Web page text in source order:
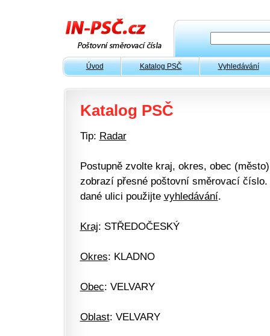
Úvod Katalog PSČ Vyhledávání
Katalog PSČ
Tip: Radar
Postupně zvolte kraj, okres, obec
zobrazí přesné poštovní směrovací
dané ulici použijte vyhledávání.
Kraj: STŘEDOČESKÝ
Okres: KLADNO
Obec: VELVARY
Oblast: VELVARY